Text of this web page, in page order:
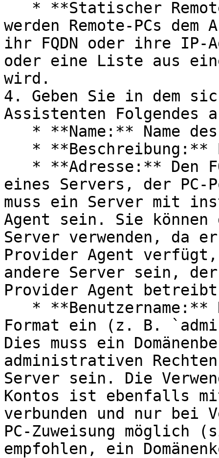
werden Remote-PCs
ihr FQDN oder ihre IP-
oder eine Liste aus
wird.
4. Geben Sie in dem
Assistenten Folgendes
eines Servers, der
muss ein Server mit
Agent sein. Sie können
Server verwenden, da
Provider Agent
andere Server sein,
Provider Agent
Format ein (z. B.
Dies muss ein
administrativen Rechten
Server sein. Die
Kontos ist ebenfalls
verbunden und nur bei
PC-Zuweisung möglich
empfohlen, ein